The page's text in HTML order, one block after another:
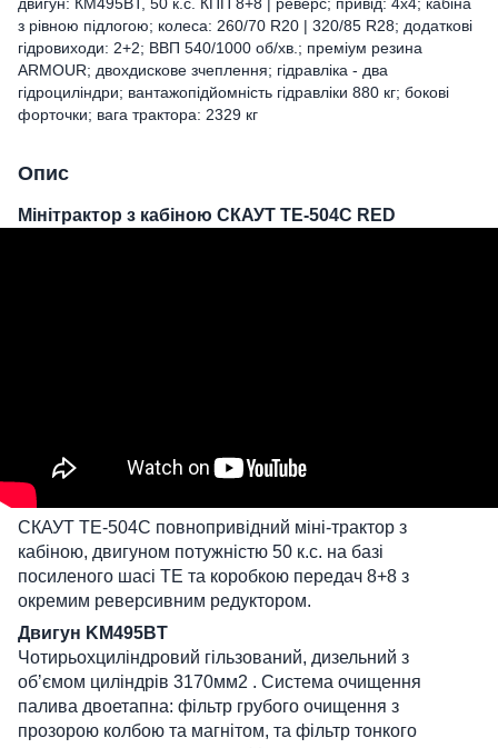
з рівною підлогою; колеса: 260/70 R20 | 320/85 R28; додаткові
гідровиходи: 2+2; ВВП 540/1000 об/хв.; преміум резина
ARMOUR; двохдискове зчеплення; гідравліка - два
гідроциліндри; вантажопідйомність гідравліки 880 кг; бокові
форточки; вага трактора: 2329 кг
Опис
Мінітрактор з кабіною СКАУТ ТЕ-504С RED
СКАУТ ТЕ-504С повнопривідний міні-трактор з
кабіною, двигуном потужністю 50 к.с. на базі
посиленого шасі ТE та коробкою передач 8+8 з
окремим реверсивним редуктором.
Двигун KM495BT
Чотирьохциліндровий гільзований, дизельний з
обʼємом циліндрів 3170мм2 . Система очищення
палива двоетапна: фільтр грубого очищення з
прозорою колбою та магнітом, та фільтр тонкого